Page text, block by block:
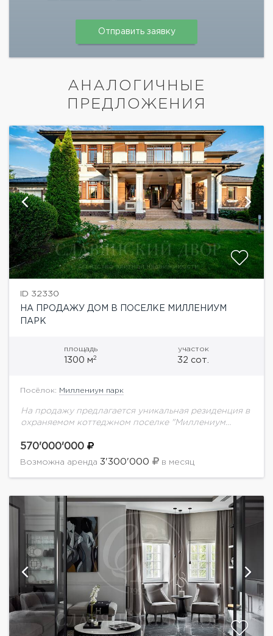
АНАЛОГИЧНЫЕ
ПРЕДЛОЖЕНИЯ
ID 32330
НА ПРОДАЖУ ДОМ В ПОСЕЛКЕ МИЛЛЕНИУМ
ПАРК
площадь
1300 м2
участок
32 сот.
Посёлок: Миллениум парк
На продажу предлагается уникальная резиденция в
охраняемом коттеджном поселке "Миллениум
гардеробная. с/у, кухня (основная кухня + столовая
+ закрытая веранда и открытая...
570'000'000
Возможна аренда 3'300'000 в месяц